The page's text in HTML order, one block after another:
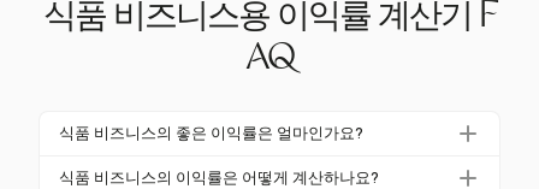
식품 비즈니스용 이익률 계산기 F
AQ
식품 비즈니스의 좋은 이익률은 얼마인가요?
식품 비즈니스에서 좋은 순이익률은 일반적으로 5-1
식품 비즈니스의 이익률은 어떻게 계산하나요?